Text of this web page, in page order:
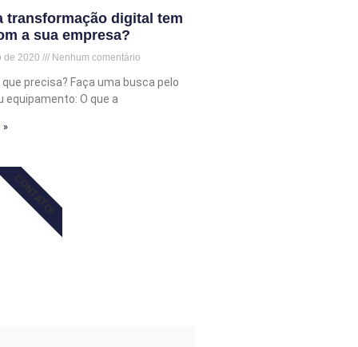
transformação digital tem
a sua empresa?
de 2020 Nenhum comentário
precisa? Faça uma busca pelo
equipamento: O que a
»
CONTATO!